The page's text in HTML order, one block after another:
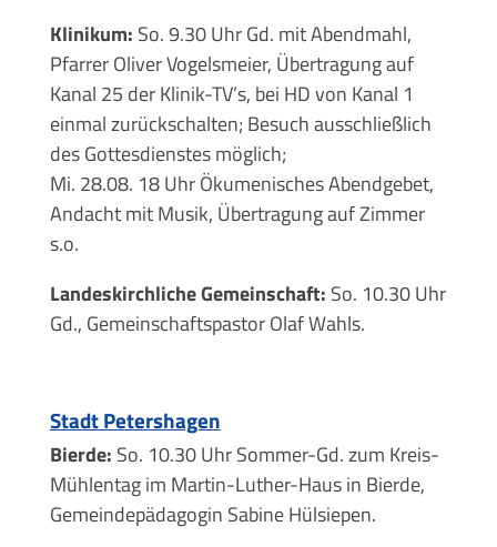
Klinikum: So. 9.30 Uhr Gd. mit Abendmahl,
Pfarrer Oliver Vogelsmeier, Übertragung auf
Kanal 25 der Klinik-TV’s, bei HD von Kanal 1
einmal zurückschalten; Besuch ausschließlich
des Gottesdienstes möglich;
Mi. 28.08. 18 Uhr Ökumenisches Abendgebet,
Andacht mit Musik, Übertragung auf Zimmer
s.o.
Landeskirchliche Gemeinschaft: So. 10.30 Uhr
Gd., Gemeinschaftspastor Olaf Wahls.
Stadt Petershagen
Bierde: So. 10.30 Uhr Sommer-Gd. zum Kreis-
Mühlentag im Martin-Luther-Haus in Bierde,
Gemeindepädagogin Sabine Hülsiepen.